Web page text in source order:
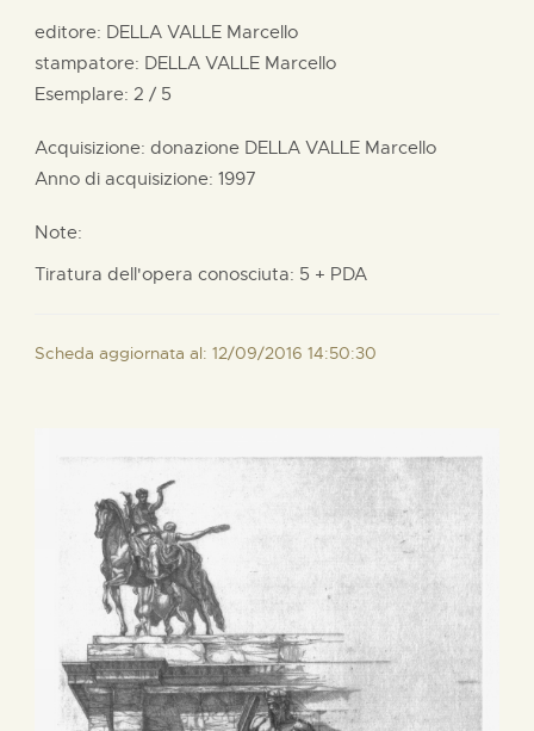
editore: DELLA VALLE Marcello
stampatore: DELLA VALLE Marcello
Esemplare: 2 / 5
Acquisizione: donazione DELLA VALLE Marcello
Anno di acquisizione: 1997
Note:
Tiratura dell'opera conosciuta: 5 + PDA
Scheda aggiornata al: 12/09/2016 14:50:30